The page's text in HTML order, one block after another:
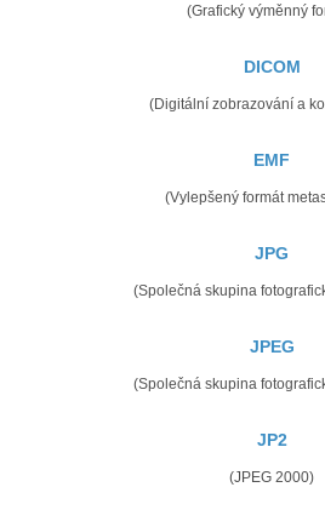
(Grafický výměnný
DICOM
(Digitální zobrazování a
EMF
(Vylepšený formát
JPG
(Společná skupina
JPEG
(Společná skupina
JP2
(JPEG 2000)